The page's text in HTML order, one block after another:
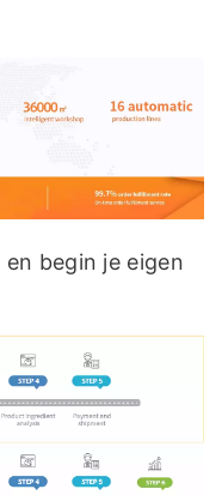
en begin je eigen